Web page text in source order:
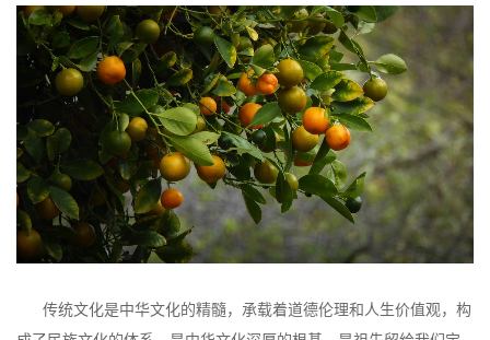
传统文化是中华文化的精髓，承载着道德伦理和人生价值观，构